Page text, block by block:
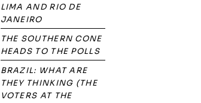
LIMA AND RIO DE
JANEIRO
THE SOUTHERN CONE
HEADS TO THE POLLS
BRAZIL: WHAT ARE
THEY THINKING (THE
VOTERS AT THE